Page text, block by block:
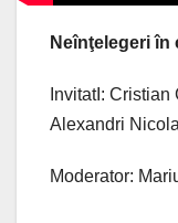
Neînţelegeri
InvitatI:
Alexandri
Moderator: